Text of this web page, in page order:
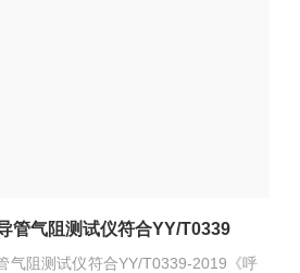
管气阻测试仪符合YY/T0339
气阻测试仪符合YY/T0339-2019《呼